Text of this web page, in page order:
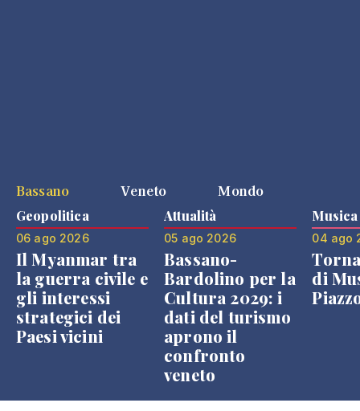
Bassano Veneto Mondo
Geopolitica
06 ago 2026
Il Myanmar tra
la guerra civile e
gli interessi
strategici dei
Paesi vicini
Attualità
05 ago 2026
Bassano-
Bardolino per la
Cultura 2029: i
dati del turismo
aprono il
confronto
veneto
Musica
04 ago
di